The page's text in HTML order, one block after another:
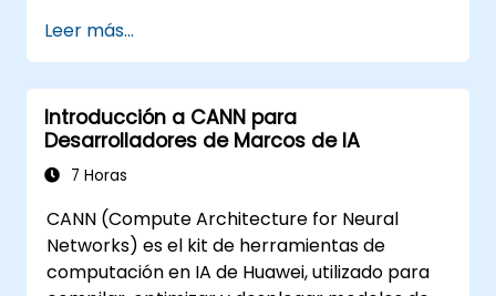
Leer más...
Introducción a CANN para
Desarrolladores de Marcos de IA
7 Horas
CANN (Compute Architecture for Neural
Networks) es el kit de herramientas de
computación en IA de Huawei, utilizado para